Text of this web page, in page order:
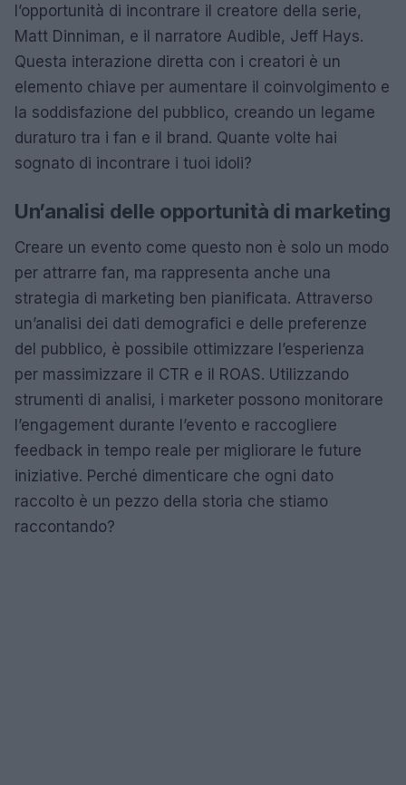
l’opportunità di incontrare il creatore della serie,
Matt Dinniman, e il narratore Audible, Jeff Hays.
Questa interazione diretta con i creatori è un
elemento chiave per aumentare il coinvolgimento e
la soddisfazione del pubblico, creando un legame
duraturo tra i fan e il brand. Quante volte hai
sognato di incontrare i tuoi idoli?
Un’analisi delle opportunità di marketing
Creare un evento come questo non è solo un modo
per attrarre fan, ma rappresenta anche una
strategia di marketing ben pianificata. Attraverso
un’analisi dei dati demografici e delle preferenze
del pubblico, è possibile ottimizzare l’esperienza
per massimizzare il CTR e il ROAS. Utilizzando
strumenti di analisi, i marketer possono monitorare
l’engagement durante l’evento e raccogliere
feedback in tempo reale per migliorare le future
iniziative. Perché dimenticare che ogni dato
raccolto è un pezzo della storia che stiamo
raccontando?